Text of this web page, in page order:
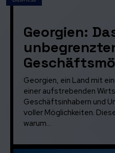
Georgien:
Georgien, ein Land mit
einer aufstrebenden
Geschäftsinhabern und
voller Möglichkeiten.
warum...